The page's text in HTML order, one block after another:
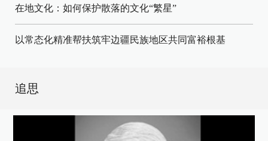
在地文化：如何保护散落的文化“繁星”
以常态化精准帮扶筑牢边疆民族地区共同富裕根基
追思